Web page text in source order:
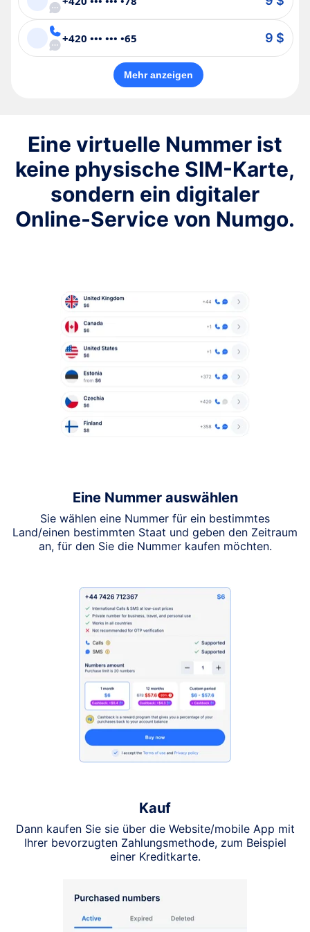
+420 ••• ••• •65 9 $
Mehr anzeigen
Eine virtuelle Nummer ist
keine physische SIM-Karte,
sondern ein digitaler
Online-Service von Numgo.
Eine Nummer auswählen
Sie wählen eine Nummer für ein bestimmtes
Land/einen bestimmten Staat und geben den Zeitraum
an, für den Sie die Nummer kaufen möchten.
Kauf
Dann kaufen Sie sie über die Website/mobile App mit
Ihrer bevorzugten Zahlungsmethode, zum Beispiel
einer Kreditkarte.